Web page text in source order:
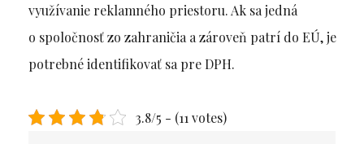
využívanie reklamného priestoru. Ak sa jedná
o spoločnosť zo zahraničia a zároveň patrí do EÚ, je
potrebné identifikovať sa pre DPH.
3.8/5 - (11 votes)